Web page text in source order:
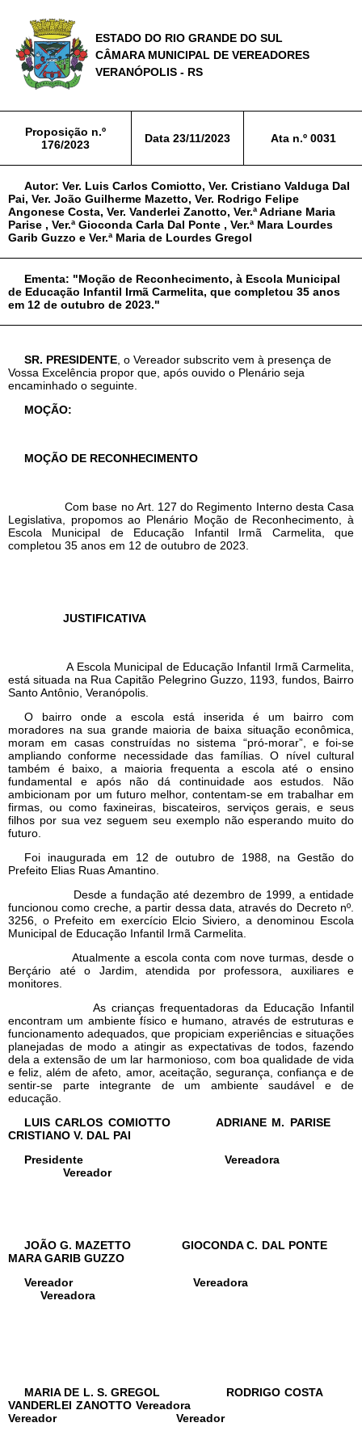
ESTADO DO RIO GRANDE DO SUL
CÂMARA MUNICIPAL DE VEREADORES
VERANÓPOLIS - RS
Proposição n.º
176/2023
Data 23/11/2023 Ata n.º 0031
Autor: Ver. Luis Carlos Comiotto, Ver. Cristiano Valduga Dal
Pai, Ver. João Guilherme Mazetto, Ver. Rodrigo Felipe
Angonese Costa, Ver. Vanderlei Zanotto, Ver.ª Adriane Maria
Parise , Ver.ª Gioconda Carla Dal Ponte , Ver.ª Mara Lourdes
Garib Guzzo e Ver.ª Maria de Lourdes Gregol
Ementa: "Moção de Reconhecimento, à Escola Municipal
de Educação Infantil Irmã Carmelita, que completou 35 anos
em 12 de outubro de 2023."
SR. PRESIDENTE , o Vereador subscrito vem à presença de
Vossa Excelência propor que, após ouvido o Plenário seja
encaminhado o seguinte.
MOÇÃO:
MOÇÃO DE RECONHECIMENTO
Com base no Art. 127 do Regimento Interno desta Casa
Legislativa, propomos ao Plenário Moção de Reconhecimento, à
Escola Municipal de Educação Infantil Irmã Carmelita, que
completou 35 anos em 12 de outubro de 2023.
JUSTIFICATIVA
A Escola Municipal de Educação Infantil Irmã Carmelita,
está situada na Rua Capitão Pelegrino Guzzo, 1193, fundos, Bairro
Santo Antônio, Veranópolis.
O bairro onde a escola está inserida é um bairro com
moradores na sua grande maioria de baixa situação econômica,
moram em casas construídas no sistema “pró-morar”, e foi-se
ampliando conforme necessidade das famílias. O nível cultural
também é baixo, a maioria frequenta a escola até o ensino
fundamental e após não dá continuidade aos estudos. Não
ambicionam por um futuro melhor, contentam-se em trabalhar em
firmas, ou como faxineiras, biscateiros, serviços gerais, e seus
filhos por sua vez seguem seu exemplo não esperando muito do
futuro.
Foi inaugurada em 12 de outubro de 1988, na Gestão do
Prefeito Elias Ruas Amantino.
Desde a fundação até dezembro de 1999, a entidade
funcionou como creche, a partir dessa data, através do Decreto nº.
3256, o Prefeito em exercício Elcio Siviero, a denominou Escola
Municipal de Educação Infantil Irmã Carmelita.
Atualmente a escola conta com nove turmas, desde o
Berçário até o Jardim, atendida por professora, auxiliares e
monitores.
As crianças frequentadoras da Educação Infantil
encontram um ambiente físico e humano, através de estruturas e
funcionamento adequados, que propiciam experiências e situações
planejadas de modo a atingir as expectativas de todos, fazendo
dela a extensão de um lar harmonioso, com boa qualidade de vida
e feliz, além de afeto, amor, aceitação, segurança, confiança e de
sentir-se parte integrante de um ambiente saudável e de
educação.
LUIS CARLOS COMIOTTO ADRIANE M. PARISE
CRISTIANO V. DAL PAI
Presidente Vereadora
Vereador
JOÃO G. MAZETTO GIOCONDA C. DAL PONTE
MARA GARIB GUZZO
Vereador Vereadora
Vereadora
MARIA DE L. S. GREGOL RODRIGO COSTA
VANDERLEI ZANOTTO Vereadora
Vereador Vereador